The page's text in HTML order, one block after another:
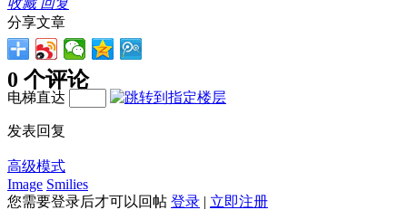
分享文章
0 个评论
电梯直达
发表回复
高级模式
Image Smilies
您需要登录后才可以回帖 登录 | 立即注册